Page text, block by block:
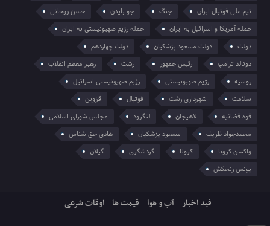
تیم ملی فوتبال ایران
جنگ جو بایدن
حسن روحانی
حمله آمریکا و اسرائیل به ایران
حمله رژیم صهیونیستی به ایران
دولت
دولت مسعود پزشکیان
دولت چهاردهم
دونالد ترامپ
رئیس جمهور رشت
رهبر معظم انقلاب
روسیه
رژیم صهیونیستی
رژیم صهیونیستی اسرائیل
سلامت
شهرداری رشت فوتبال
قزوین
قوه قضائیه
لاهیجان لنگرود
مجلس شورای اسلامی
محمدجواد ظریف
مسعود پزشکیان
هادی حق شناس
واکسن کرونا
کرونا گردشگری
گیلان
یونس رنجکش
فید اخبار آب و هوا قیمت ها اوقات شرعی